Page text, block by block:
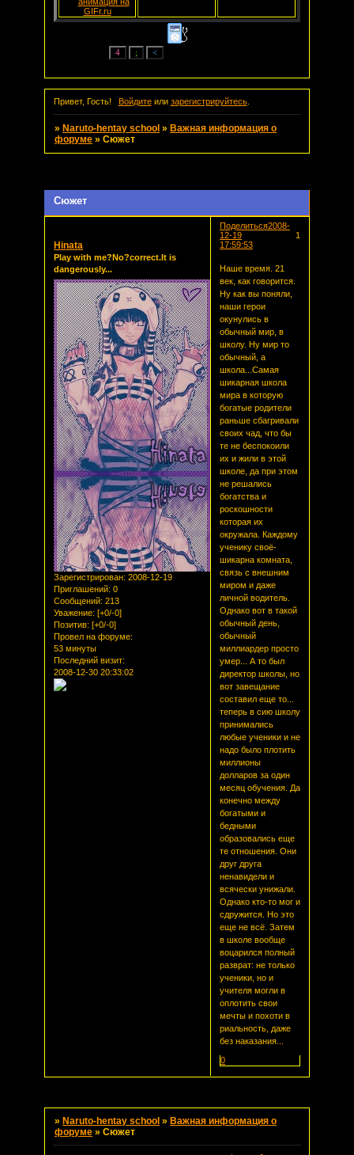
Привет, Гость! Войдитеили зарегистрируйтесь.
» Naruto-hentay school » Важная информация о
форуме »Сюжет
Сюжет
Поделиться
1
2008-
12-19
17:59:53
Hinata
Play with me?No?correct.It is
dangerously...
Зарегистрирован: 2008-12-19
Приглашений: 0
Сообщений: 213
Уважение: [+0/-0]
Позитив: [+0/-0]
Провел на форуме:
53 минуты
Последний визит:
2008-12-30 20:33:02
Наше время. 21
век, как говорится.
Ну как вы поняли,
наши герои
окунулись в
обычный мир, в
школу. Ну мир то
обычный, а
школа...Самая
шикарная школа
мира в которую
богатые родители
раньше сбагривали
своих чад, что бы
те не беспокоили
их и жили в этой
школе, да при этом
не решались
богатства и
роскошности
которая их
окружала. Каждому
ученику своё-
шикарна комната,
связь с внешним
миром и даже
личной водитель.
Однако вот в такой
обычный день,
обычный
миллиардер просто
умер... А то был
директор школы, но
вот завещание
составил еще то...
теперь в сию школу
принимались
любые ученики и не
надо было плотить
миллионы
долларов за один
месяц обучения. Да
конечно между
богатыми и
бедными
образовались еще
те отношения. Они
друг друга
ненавидели и
всячески унижали.
Однако кто-то мог и
сдружится. Но это
еще не всё. Затем
в школе вообще
воцарился полный
разврат: не только
ученики, но и
учителя могли в
оплотить свои
мечты и похоти в
риальность, даже
без наказания...
0
» Naruto-hentay school » Важная информация о
форуме »Сюжет